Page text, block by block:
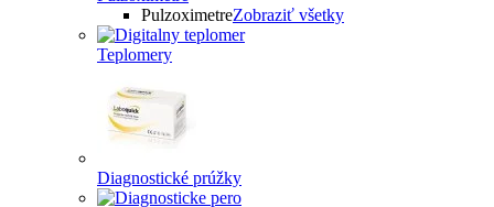
PulzoximetreZobraziť všetky
Teplomery
Diagnostické prúžky